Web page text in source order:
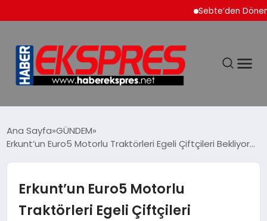
Sebte’den Dönen
SİYASET
Ana Sayfa GÜNDEM
Erkunt’un Euro5 Motorlu Traktörleri Egeli Çiftçileri Bekliyor…
Erkunt’un Euro5 Motorlu
Traktörleri Egeli Çiftçileri